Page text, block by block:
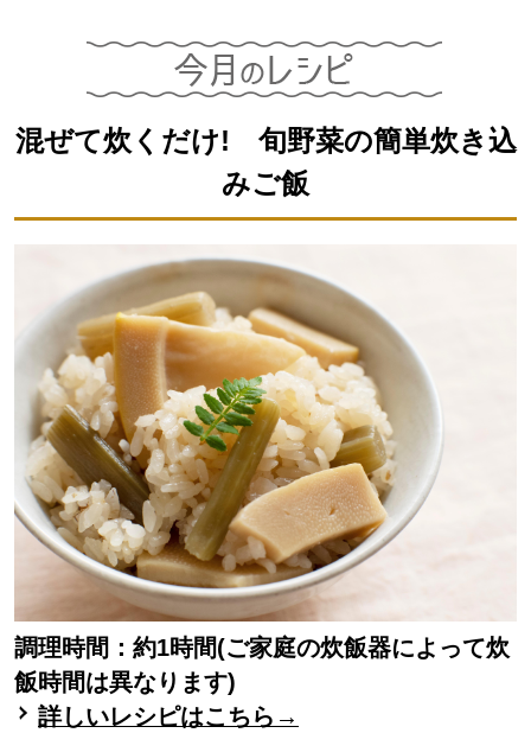
混ぜて炊くだけ! 旬野菜の簡単炊き込
みご飯
調理時間：約1時間(ご家庭の炊飯器によって炊
飯時間は異なります)
詳しいレシピはこちら→